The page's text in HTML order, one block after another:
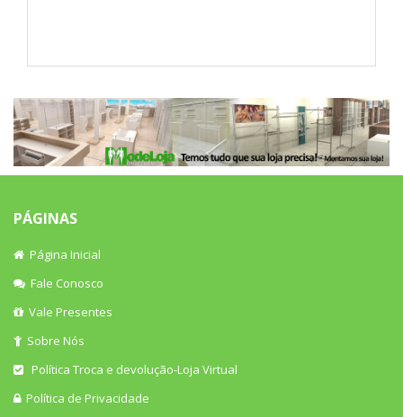
PÁGINAS
Página Inicial
Fale Conosco
Vale Presentes
Sobre Nós
Política Troca e devolução-Loja Virtual
Política de Privacidade